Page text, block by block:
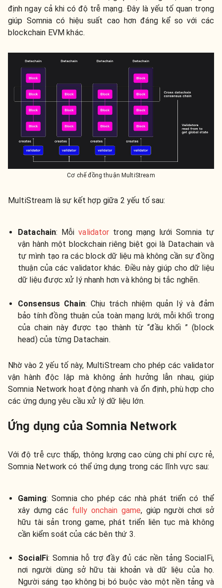
định ngay cả khi có độ trễ mạng. Đây là yếu tố quan trọng
giúp Somnia có hiệu suất cao hơn đáng kể so với các
blockchain EVM khác.
Cơ chế đồng thuận MultiStream
MultiStream là sự kết hợp giữa 2 yếu tố sau:
Datachain: Mỗivalidator trong mạng lưới Somnia tự
vận hành một blockchain riêng biệt gọi là Datachain và
tự mình tạo ra các block dữ liệu mà không cần sự đồng
thuận của các validator khác. Điều này giúp cho dữ liệu
dữ liệu được xử lý nhanh hơn và không bị tắc nghẽn.
Consensus Chain: Chịu trách nhiệm quản lý và đảm
bảo tính đồng thuận của toàn mạng lưới, mỗi khối trong
của chain này được tạo thành từ “đầu khối ” (block
head) của từng Datachain.
Nhờ vào 2 yếu tố này, MultiStream cho phép các validator
vận hành độc lập mà không ảnh hưởng lẫn nhau, giúp
Somnia Network hoạt động nhanh và ổn định, phù hợp cho
các ứng dụng yêu cầu xử lý dữ liệu lớn.
Ứng dụng của Somnia Network
Với độ trễ cực thấp, thông lượng cao cùng chi phí cực rẻ,
Somnia Network có thể ứng dụng trong các lĩnh vực sau:
Gaming: Somnia cho phép các nhà phát triển có thể
xây dựng các fully onchain game, giúp người chơi sở
hữu tài sản trong game, phát triển liên tục mà không
cần kiểm soát của các bên thứ 3.
SocialFi: Somnia hỗ trợ đầy đủ các nền tảng SocialFi,
nơi người dùng sở hữu tài khoản và dữ liệu của họ.
Người sáng tạo không bị bó buộc vào một nền tảng và